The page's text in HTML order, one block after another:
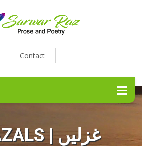
Contact
GHAZALS | غزلیں